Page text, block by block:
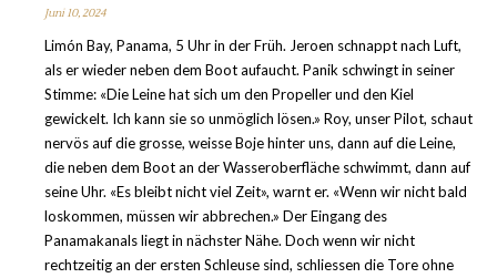
Juni 10, 2024
Limón Bay, Panama, 5 Uhr in der Früh. Jeroen schnappt nach Luft,
als er wieder neben dem Boot aufaucht. Panik schwingt in seiner
Stimme: «Die Leine hat sich um den Propeller und den Kiel
gewickelt. Ich kann sie so unmöglich lösen.» Roy, unser Pilot, schaut
nervös auf die grosse, weisse Boje hinter uns, dann auf die Leine,
die neben dem Boot an der Wasseroberfläche schwimmt, dann auf
seine Uhr. «Es bleibt nicht viel Zeit», warnt er. «Wenn wir nicht bald
loskommen, müssen wir abbrechen.» Der Eingang des
Panamakanals liegt in nächster Nähe. Doch wenn wir nicht
rechtzeitig an der ersten Schleuse sind, schliessen die Tore ohne